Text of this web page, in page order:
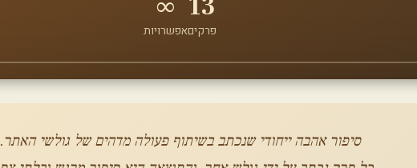
פרקיםאפשרויות
סיפור אהבה ייחודי שנכתב בשיתוף פעולה מדהים של גולשי